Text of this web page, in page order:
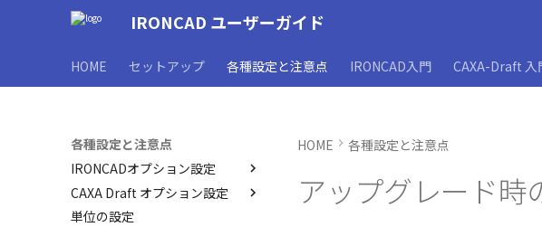
IRONCAD ユーザーガイド
HOME セットアップ 各種設定と注意点 IRONCAD入門 CAXA-Draft 入
各種設定と注意点
IRONCADオプション設定
オプション設定を開く
全般
CAXA Draft オプション設定
オプション設定を開く
単位の設定
HOME 各種設定と注意点
アップグレード時